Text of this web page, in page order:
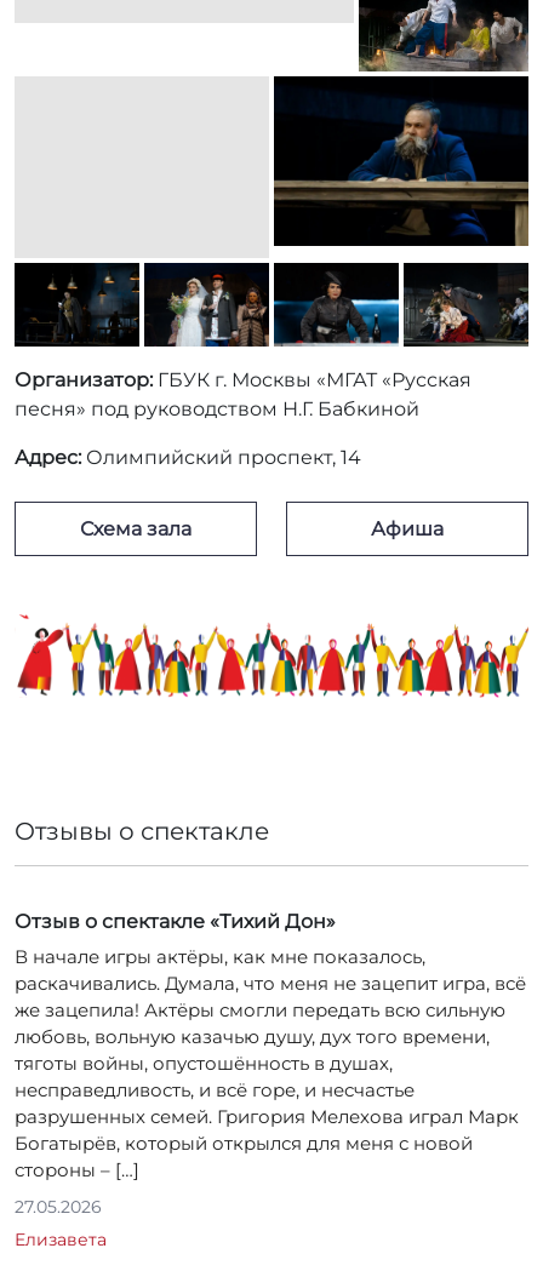
песня» под руководством Н.Г. Бабкиной
Схема зала Афиша
В начале игры актёры, как мне показалось,
раскачивались. Думала, что меня не зацепит игра, всё
же зацепила! Актёры смогли передать всю сильную
любовь, вольную казачью душу, дух того времени,
тяготы войны, опустошённость в душах,
несправедливость, и всё горе, и несчастье
разрушенных семей. Григория Мелехова играл Марк
Богатырёв, который открылся для меня с новой
стороны – […]
27.05.2026
Елизавета